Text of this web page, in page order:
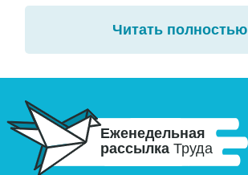
Читать полностью
Еженедельная
рассылка Труда